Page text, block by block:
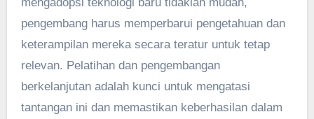
pengembang harus memperbarui pengetahuan dan
keterampilan mereka secara teratur untuk tetap
relevan. Pelatihan dan pengembangan
berkelanjutan adalah kunci untuk mengatasi
tantangan ini dan memastikan keberhasilan dalam